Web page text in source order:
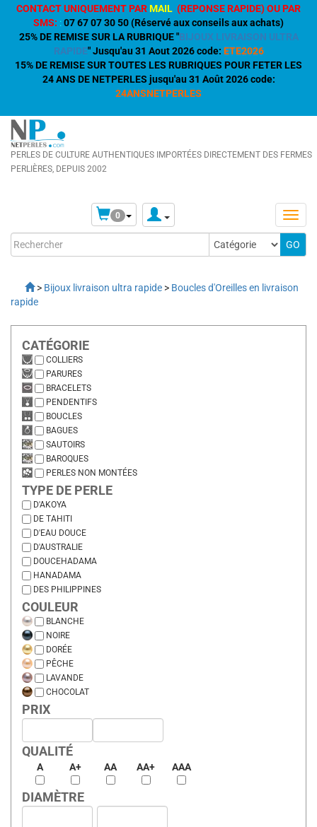
CONTACT UNIQUEMENT PARMAIL (REPONSE RAPIDE) OU PAR
SMS: :07 67 07 30 50 (Réservé aux conseils aux achats)
25% DE REMISE SUR LA RUBRIQUE "BIJOUX LIVRAISON ULTRA
RAPIDE" Jusqu'au 31 Aout 2026 code: ETE2026
15% DE REMISE SUR TOUTES LES RUBRIQUES POUR FETER LES
24 ANS DE NETPERLES jusqu'au 31 Août 2026 code:
24ANSNETPERLES
PERLES DE CULTURE AUTHENTIQUES IMPORTÉES DIRECTEMENT DES FERMES
PERLIÈRES, DEPUIS 2002
0
> Bijoux livraison ultra rapide > Boucles d'Oreilles en livraison
rapide
CATÉGORIE
COLLIERS
PARURES
BRACELETS
PENDENTIFS
BOUCLES
BAGUES
SAUTOIRS
BAROQUES
PERLES NON MONTÉES
TYPE DE PERLE
D'AKOYA
DE TAHITI
D'EAU DOUCE
D'AUSTRALIE
DOUCEHADAMA
HANADAMA
DES PHILIPPINES
COULEUR
BLANCHE
NOIRE
DORÉE
PÊCHE
LAVANDE
CHOCOLAT
PRIX
QUALITÉ
A A+ AA AA+ AAA
DIAMÈTRE